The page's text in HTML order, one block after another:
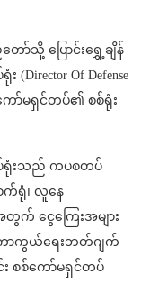
ော်သို့ ပြောင်းရွှေ့ချိန်
Of Defense
ော်မရှင်တပ်၏ စစ်ရုံး
ရုံးသည် ကပစတပ်
က်ရုံ၊ လူနေ
က် ငွေကြေးအများ
င် ကာကွယ်ရေးဘတ်ဂျက်
း စစ်ကော်မရှင်တပ်